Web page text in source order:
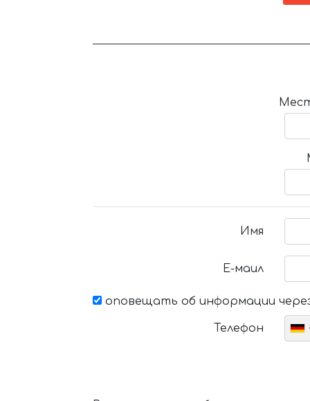
Имя
Е-маил
оповещать об информации
Телефон